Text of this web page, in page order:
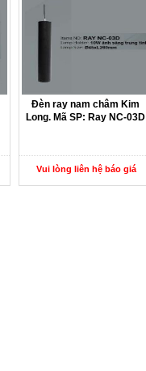
Đèn ray nam châm Kim
Long. Mã SP: Ray NC-03D
Vui lòng liên hệ báo giá